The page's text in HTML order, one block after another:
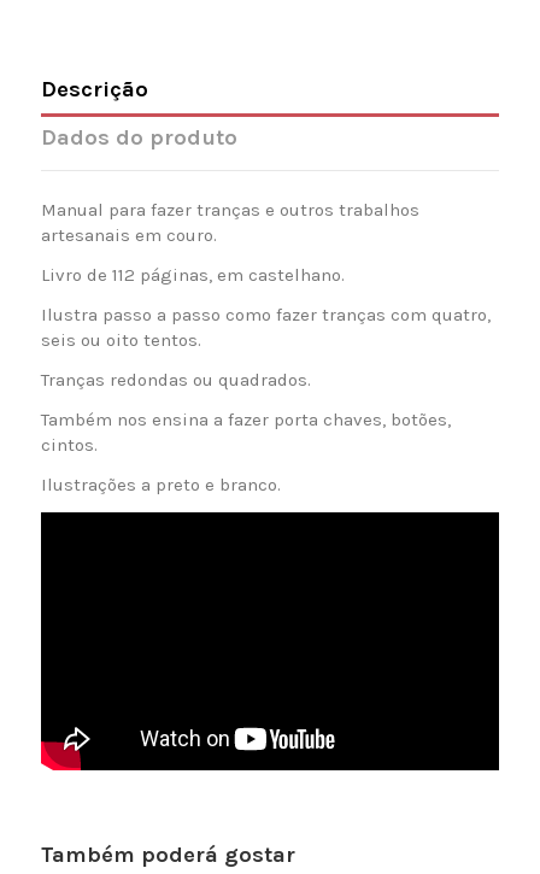
Descrição
Dados do produto
Manual para fazer tranças e outros trabalhos
artesanais em couro.
Livro de 112 páginas, em castelhano.
Ilustra passo a passo como fazer tranças com quatro,
seis ou oito tentos.
Tranças redondas ou quadrados.
Também nos ensina a fazer porta chaves, botões,
cintos.
Ilustrações a preto e branco.
Também poderá gostar